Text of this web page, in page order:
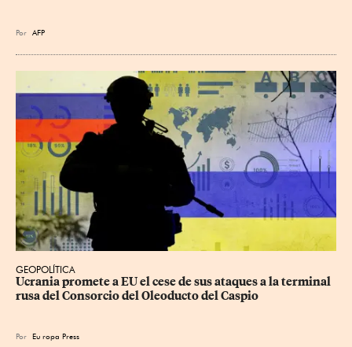
Por AFP
GEOPOLÍTICA
Ucrania promete a EU el cese de sus ataques a la terminal
rusa del Consorcio del Oleoducto del Caspio
Por Eu ropa Press